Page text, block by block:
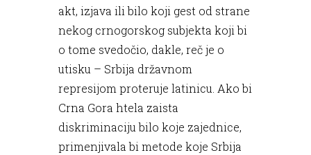
akt, izjava ili bilo koji gest od strane
nekog crnogorskog subjekta koji bi
o tome svedočio, dakle, reč je o
utisku – Srbija državnom
represijom proteruje latinicu. Ako bi
Crna Gora htela zaista
diskriminaciju bilo koje zajednice,
primenjivala bi metode koje Srbija